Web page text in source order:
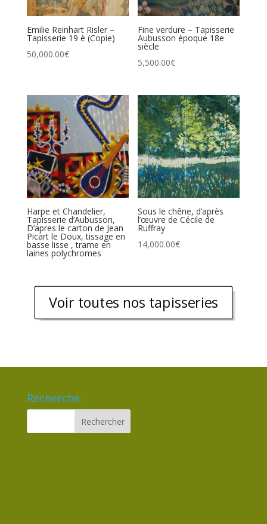
Emilie Reinhart Risler –
Tapisserie 19 è (Copie)
50,000.00€
Fine verdure – Tapisserie
Aubusson époque 18e
siècle
5,500.00€
Harpe et Chandelier,
Tapisserie d’Aubusson,
D’apres le carton de Jean
Picart le Doux, tissage en
basse lisse , trame en
laines polychromes
Sous le chêne, d’après
l’œuvre de Cécile de
Ruffray
14,000.00€
Voir toutes nos tapisseries
Recherche :